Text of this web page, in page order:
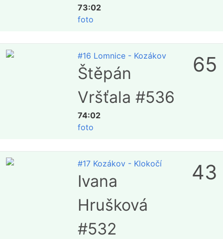
73:02
foto
#16 Lomnice - Kozákov
Štěpán
Vršťala #536
74:02
foto
65
#17 Kozákov - Klokočí
Ivana
Hrušková
#532
43